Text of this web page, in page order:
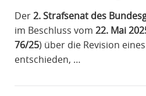
Der2. Strafsenat des
im Beschluss vom 22. Mai
76/25) über die Revision
entschieden, …